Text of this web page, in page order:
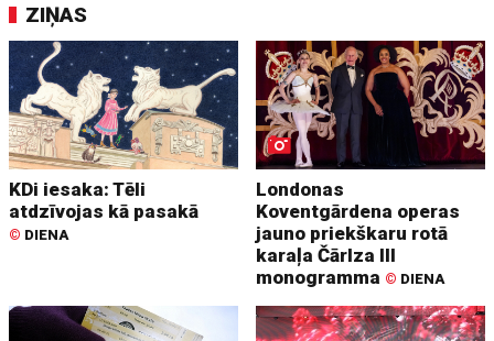
ZIŅAS
KDi iesaka: Tēli
atdzīvojas kā pasakā
© DIENA
Londonas
Koventgārdena operas
jauno priekškaru rotā
karaļa Čārlza III
monogramma © DIENA